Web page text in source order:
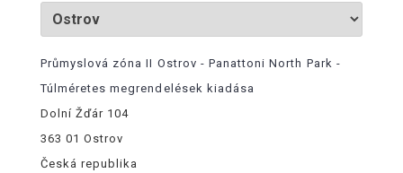
Průmyslová zóna II Ostrov - Panattoni North Park -
Túlméretes megrendelések kiadása
Dolní Žďár 104
363 01 Ostrov
Česká republika